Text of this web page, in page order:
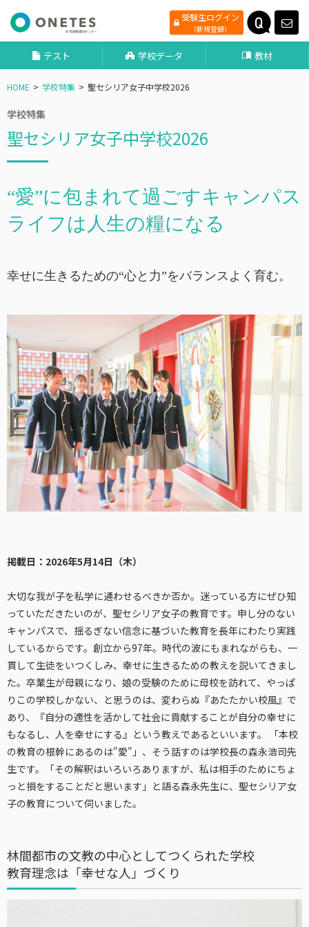
受験生ログイン
（新規登録）
テスト 学校データ 教材
HOME 学校特集 聖セシリア女子中学校2026
学校特集
聖セシリア女子中学校2026
“愛”に包まれて過ごすキャンパス
ライフは人生の糧になる
幸せに生きるための“心と力”をバランスよく育む。
掲載日：2026年5月14日（木）
大切な我が子を私学に通わせるべきか否か。迷っている方にぜひ知
っていただきたいのが、聖セシリア女子の教育です。申し分のない
キャンパスで、揺るぎない信念に基づいた教育を長年にわたり実践
しているからです。創立から97年。時代の波にもまれながらも、一
貫して生徒をいつくしみ、幸せに生きるための教えを説いてきまし
た。卒業生が母親になり、娘の受験のために母校を訪れて、やっぱ
りこの学校しかない、と思うのは、変わらぬ『あたたかい校風』で
あり、『自分の適性を活かして社会に貢献することが自分の幸せに
もなるし、人を幸せにする』という教えであるといいます。 「本校
の教育の根幹にあるのは"愛"」、そう話すのは学校長の森永浩司先
生です。「その解釈はいろいろありますが、私は相手のためにちょ
っと損をすることだと思います」と語る森永先生に、聖セシリア女
子の教育について伺いました。
林間都市の文教の中心としてつくられた学校
教育理念は「幸せな人」づくり